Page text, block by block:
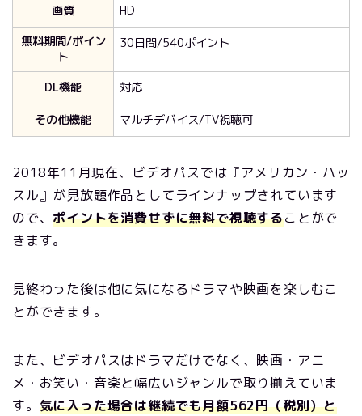
画質
HD
無料期間/ポイン
ト
30日間/540ポイント
DL機能
対応
その他機能
マルチデバイス/TV視聴可
2018年11月現在、ビデオパスでは『アメリカン・ハッ
スル』が見放題作品としてラインナップされています
ので、ポイントを消費せずに無料で視聴することがで
きます。
見終わった後は他に気になるドラマや映画を楽しむこ
とができます。
また、ビデオパスはドラマだけでなく、映画・アニ
メ・お笑い・音楽と幅広いジャンルで取り揃えていま
す。 気に入った場合は継続でも月額562円（税別）と